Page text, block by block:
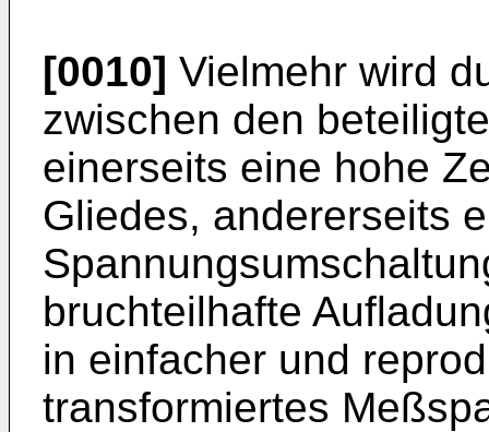
[0010] Vielmehr wird
zwischen den
einerseits eine hohe
Gliedes, andererseits
bruchteilhafte
in einfacher und
transformiertes